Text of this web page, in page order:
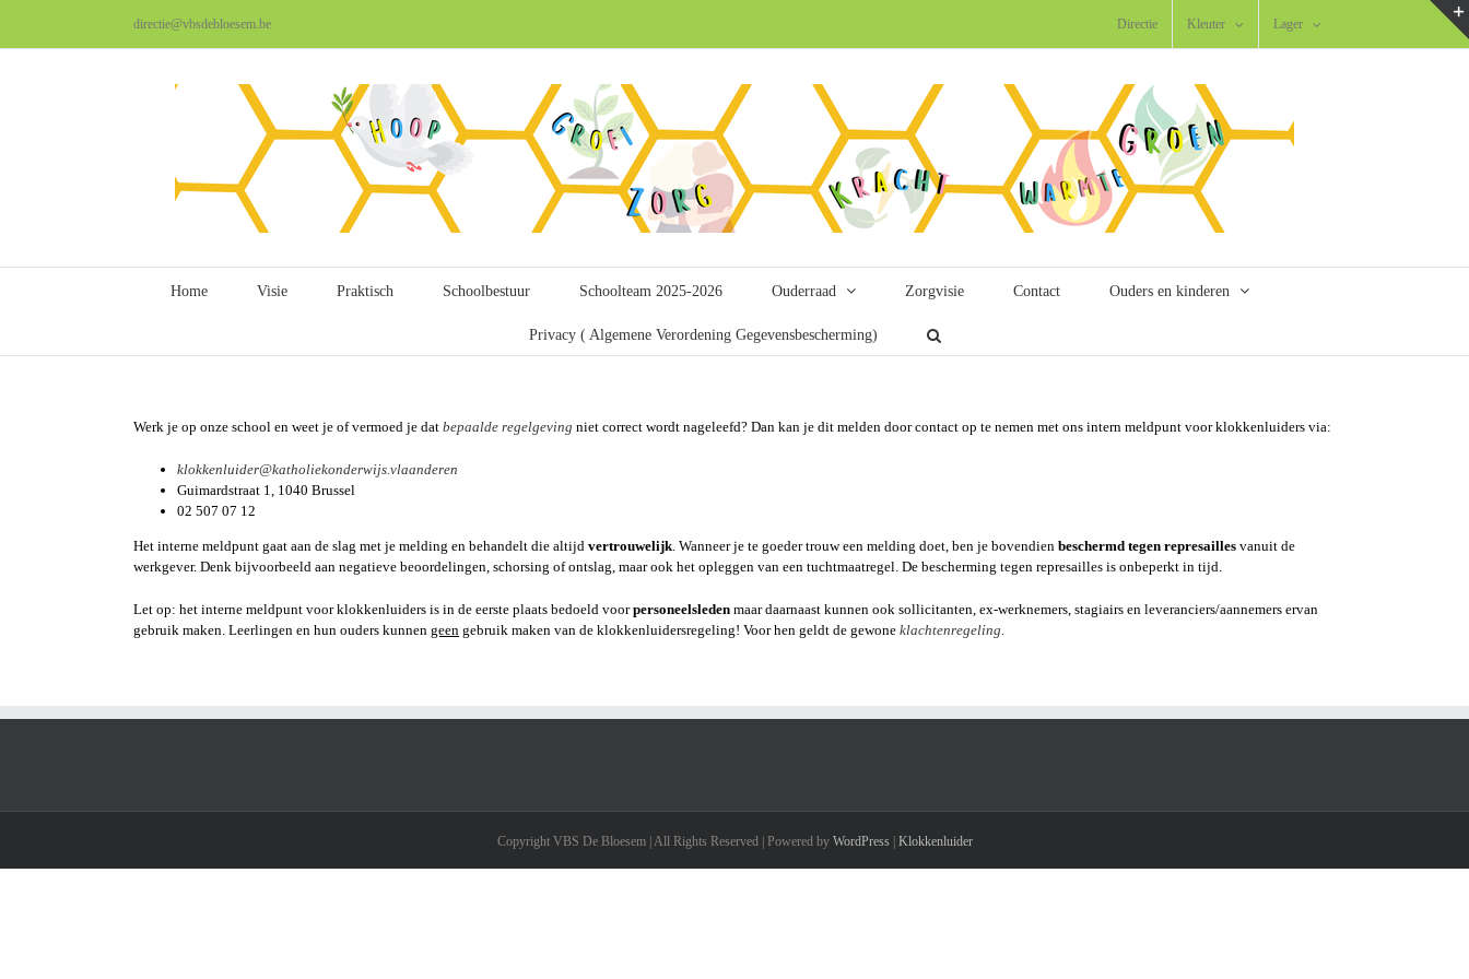
inhoud
directie@vbsdebloesem.be Directie Kleuter Lager
Home Visie Praktisch Schoolbestuur Schoolteam 2025-2026 Ouderraad Zorgvisie Contact Ouders en kinderen
Privacy ( Algemene Verordening Gegevensbescherming)
Werk je op onze school en weet je of vermoed je dat bepaalde regelgeving niet correct wordt nageleefd? Dan kan je dit melden door contact op te nemen met ons intern meldpunt voor klokkenluiders via:
klokkenluider@katholiekonderwijs.vlaanderen
Guimardstraat 1, 1040 Brussel
02 507 07 12
Het interne meldpunt gaat aan de slag met je melding en behandelt die altijd vertrouwelijk. Wanneer je te goeder trouw een melding doet, ben je bovendien beschermd tegen represailles vanuit de
werkgever. Denk bijvoorbeeld aan negatieve beoordelingen, schorsing of ontslag, maar ook het opleggen van een tuchtmaatregel. De bescherming tegen represailles is onbeperkt in tijd.
Let op: het interne meldpunt voor klokkenluiders is in de eerste plaats bedoeld voorpersoneelsleden maar daarnaast kunnen ook sollicitanten, ex-werknemers, stagiairs en leveranciers/aannemers ervan
gebruik maken. Leerlingen en hun ouders kunnen geen gebruik maken van de klokkenluidersregeling! Voor hen geldt de gewone klachtenregeling.
Copyright VBS De Bloesem | All Rights Reserved | Powered by WordPress| Klokkenluider